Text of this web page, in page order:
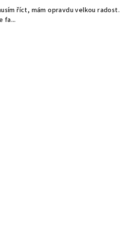
říct, mám opravdu velkou radost.
fa...